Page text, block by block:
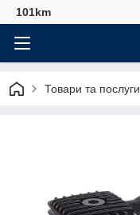
101km
Товари та послуги